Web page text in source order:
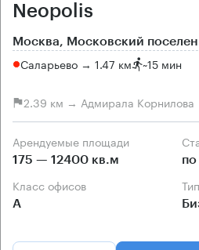
Neopolis
Москва, Московский
Саларьево → 1.47 км ~15 мин
2.39 км → Адмирала Корнилова
Арендуемые площади
175 — 12400 кв.м по
Класс офисов
А